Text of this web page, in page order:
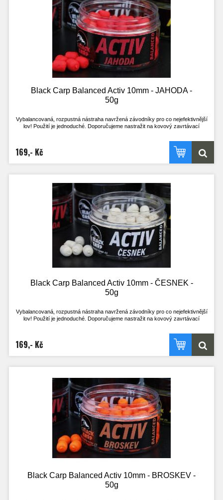
Tato nástraha se určitě stane nedílnou součástí zásoby nástrah všech, co si
chtějí opravdu zachytat a nemají mnoho času. Vyzkoušejte nástrahy, které
doposud používal jen uzavřený okruh rybářů!
- Pracuje i v té nejchladnější vodě
- Pracuje téměř okamžitě po vhození do vody
- Nepostradatelná nástraha pro lov na závodech
- Široké spektrum příchutí, z kterého vyberete tu zprávnou pro vaši vodu
- Method feeder
Black Carp Balanced Activ 10mm - JAHODA -
50g
Vybalancovaná, rozpustná nástraha navržená závodníky pro co nejefektivnější
lov! Použití je jednoduché. Doporučujeme nastražit na kovový zavrtávací
Výdrž ve vodě je přibližně 2h. Je však odvislá na aktuálních okolnostech. V
chladné vodě a při nezájmu ryb je delší, naopak při vysoké aktivitě ryb a teplé
Nástrahu lze použít i opakovaně, pokud je po vytažení z vody ještě dostatečně
velká, střed je stále pevný a nához bez problému vydrží! Při testech u vody byly
na jednu nástrahu uloveni i 4 kapři.
Tato nástraha se určitě stane nedílnou součástí zásoby nástrah všech, co si
chtějí opravdu zachytat a nemají mnoho času. Vyzkoušejte nástrahy, které
doposud používal jen uzavřený okruh rybářů!
- Pracuje i v té nejchladnější vodě
- Pracuje téměř okamžitě po vhození do vody
- Nepostradatelná nástraha pro lov na závodech
- Široké spektrum příchutí, z kterého vyberete tu zprávnou pro vaši vodu
- Method feeder
169,- Kč
Black Carp Balanced Activ 10mm - ČESNEK -
50g
Vybalancovaná, rozpustná nástraha navržená závodníky pro co nejefektivnější
lov! Použití je jednoduché. Doporučujeme nastražit na kovový zavrtávací
Výdrž ve vodě je přibližně 2h. Je však odvislá na aktuálních okolnostech. V
chladné vodě a při nezájmu ryb je delší, naopak při vysoké aktivitě ryb a teplé
Nástrahu lze použít i opakovaně, pokud je po vytažení z vody ještě dostatečně
na jednu nástrahu uloveni i 4 kapři.
Tato nástraha se určitě stane nedílnou součástí zásoby nástrah všech, co si
chtějí opravdu zachytat a nemají mnoho času. Vyzkoušejte nástrahy, které
doposud používal jen uzavřený okruh rybářů!
- Pracuje i v té nejchladnější vodě
- Pracuje téměř okamžitě po vhození do vody
- Nepostradatelná nástraha pro lov na závodech
- Široké spektrum příchutí, z kterého vyberete tu zprávnou pro vaši vodu
- Method feeder
169,- Kč
Black Carp Balanced Activ 10mm - BROSKEV -
50g